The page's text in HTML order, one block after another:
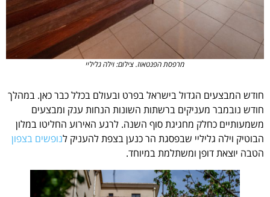
מרפסת הפנטאוז. צילום: וילה גליליי
חודש המבצעים הגדול בישראל בפרט ובעולם בכלל כבר כאן. במהלך
חודש נובמבר מעניקים ברשתות השונות הנחות ענק ומבצעים
משמעותיים כחלק מחגיגת סוף השנה. לרגע האירוע החליטו במלון
הבוטיק וילה גליליי שבפסגת הר כנען בצפת להעניק לנופשים בצפון
הטבה יוצאת דופן ומשתלמת במיוחד.